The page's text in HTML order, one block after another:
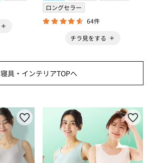
ロングセラー
64件
チラ見をする
寝具・インテリアTOPへ